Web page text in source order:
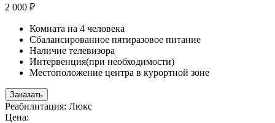
2 000 ₽
Комната на 4 человека
Сбалансированное пятиразовое питание
Наличие телевизора
Интервенция(при необходимости)
Местоположение центра в курортной зоне
Заказать
Реабилитация: Люкс
Цена: